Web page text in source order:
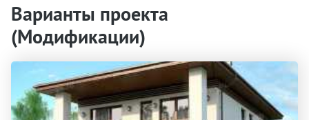
Варианты проекта
(Модификации)